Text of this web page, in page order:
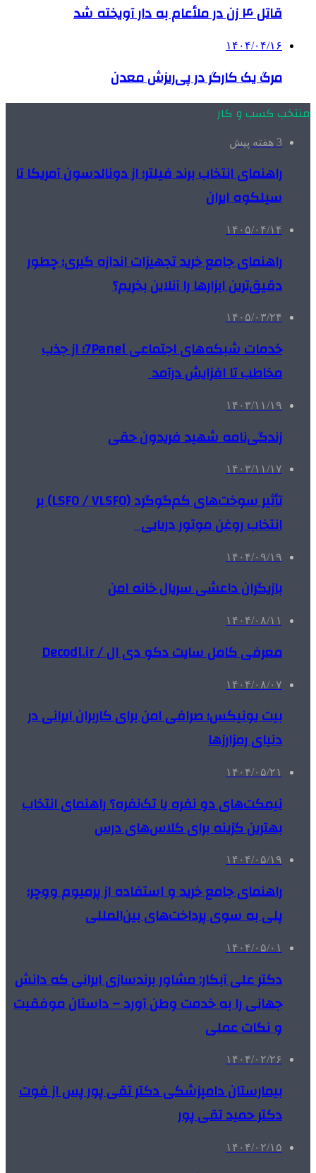
قاتل ۴ زن در ملأعام به دار آویخته شد
۱۴۰۴/۰۴/۱۶
مرگ یک کارگر در پی‌ریزش معدن
منتخب کسب و کار
3 هفته پیش
راهنمای انتخاب برند فیلتر؛ از دونالدسون آمریکا تا
سیلکوه ایران
۱۴۰۵/۰۴/۱۴
راهنمای جامع خرید تجهیزات اندازه گیری؛ چطور
دقیق‌ترین ابزارها را آنلاین بخریم؟
۱۴۰۵/۰۳/۲۴
خدمات شبکه‌های اجتماعی 7Panel؛ از جذب
مخاطب تا افزایش درآمد
۱۴۰۳/۱۱/۱۹
زندگی‌نامه شهید فریدون حقی
۱۴۰۳/۱۱/۱۷
تأثیر سوخت‌های کم‌گوگرد (LSFO / VLSFO) بر
انتخاب روغن موتور دریایی
۱۴۰۴/۰۹/۱۹
بازیگران داعشی سریال خانه امن
۱۴۰۴/۰۸/۱۱
معرفی کامل سایت دکو دی ال / Decodl.ir
۱۴۰۴/۰۸/۰۷
بیت یونیکس؛ صرافی امن برای کاربران ایرانی در
دنیای رمزارزها
۱۴۰۴/۰۵/۲۱
نیمکت‌های دو نفره یا تک‌نفره؟ راهنمای انتخاب
بهترین گزینه برای کلاس‌های درس
۱۴۰۴/۰۵/۱۹
راهنمای جامع خرید و استفاده از پرمیوم ووچر؛
پلی به سوی پرداخت‌های بین‌المللی
۱۴۰۴/۰۵/۰۱
دکتر علی آبکار: مشاور برندسازی ایرانی که دانش
جهانی را به خدمت وطن آورد – داستان موفقیت
و نکات عملی
۱۴۰۴/۰۲/۲۶
بیمارستان دامپزشکی دکتر تقی پور پس از فوت
دکتر حمید تقی پور
۱۴۰۴/۰۲/۱۵